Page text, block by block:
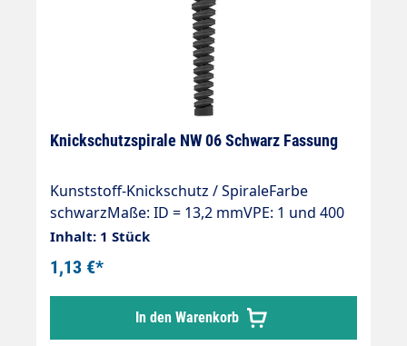
Knickschutzspirale NW 06 Schwarz Fassung
Kunststoff-Knickschutz / SpiraleFarbe
schwarzMaße: ID = 13,2 mmVPE: 1 und 400
Stück
Inhalt: 1 Stück
1,13 €*
In den Warenkorb